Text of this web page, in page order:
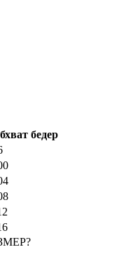
бедер